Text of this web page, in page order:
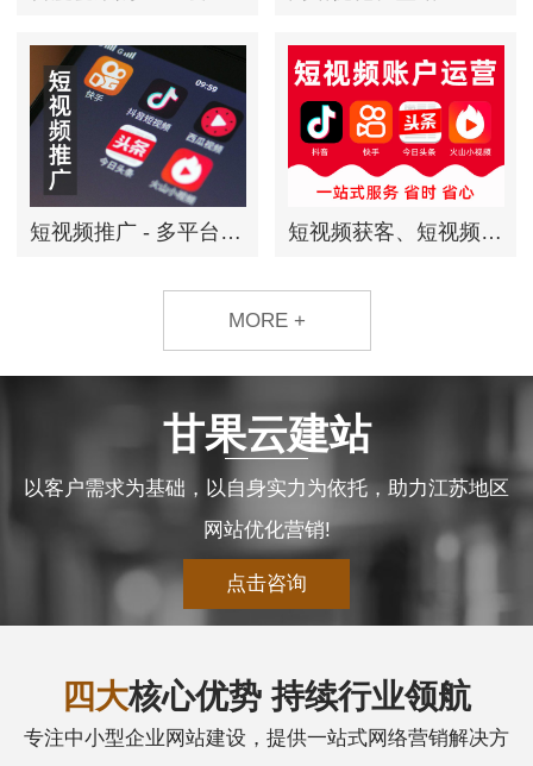
短视频推广 - 多平台·定时发·自动优化标题SEO 短视频获客、短视频营销、短视频运营一站式解决方案
MORE +
甘果云建站
以客户需求为基础，以自身实力为依托，助力江苏地区
网站优化营销!
点击咨询
四大核心优势 持续行业领航
专注中小型企业网站建设，提供一站式网络营销解决方